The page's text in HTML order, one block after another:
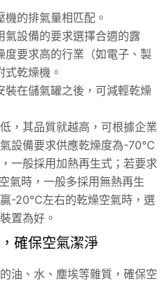
機的排氣量相匹配。
氣設備的要求選擇合適的露
度要求高的行業（如電子、製
式乾燥機。
裝在儲氣罐之後，可減輕乾燥
，其品質就越高，可根據企業
設備要求供應乾燥度為-70℃
一般採用加熱再生式；若要求
時，一般多採用無熱再生
-20℃左右的乾燥空氣時，選
置為好。
確保空氣潔淨
油、水、塵埃等雜質，確保空